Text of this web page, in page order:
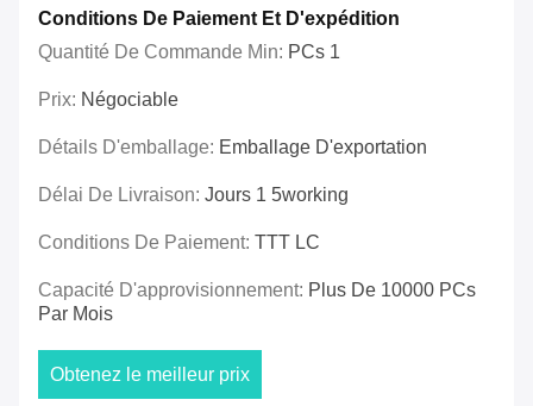
Conditions De Paiement Et D'expédition
Quantité De Commande Min: PCs 1
Prix: Négociable
Détails D'emballage: Emballage D'exportation
Délai De Livraison: Jours 1 5working
Conditions De Paiement: TTT LC
Capacité D'approvisionnement: Plus De 10000 PCs
Par Mois
Obtenez le meilleur prix